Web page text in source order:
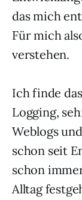
das mich
Für mich
verstehen.
Ich finde
Logging,
Weblogs
schon seit
schon
Alltag